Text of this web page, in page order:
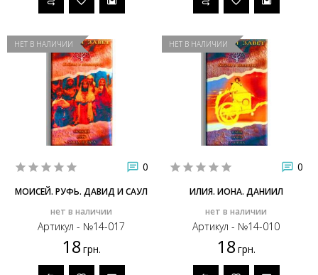
НЕТ В НАЛИЧИИ
0
МОИСЕЙ. РУФЬ. ДАВИД И САУЛ
нет в наличии
Артикул - №14-017
18 грн.
НЕТ В НАЛИЧИИ
0
ИЛИЯ. ИОНА. ДАНИИЛ
нет в наличии
Артикул - №14-010
18 грн.